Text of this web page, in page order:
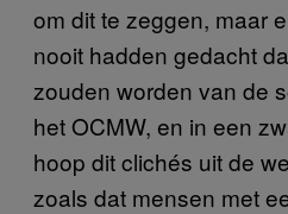
om dit te zeggen, maar
nooit hadden gedacht
zouden worden van de
het OCMW, en in een
hoop dit clichés uit de
zoals dat mensen met